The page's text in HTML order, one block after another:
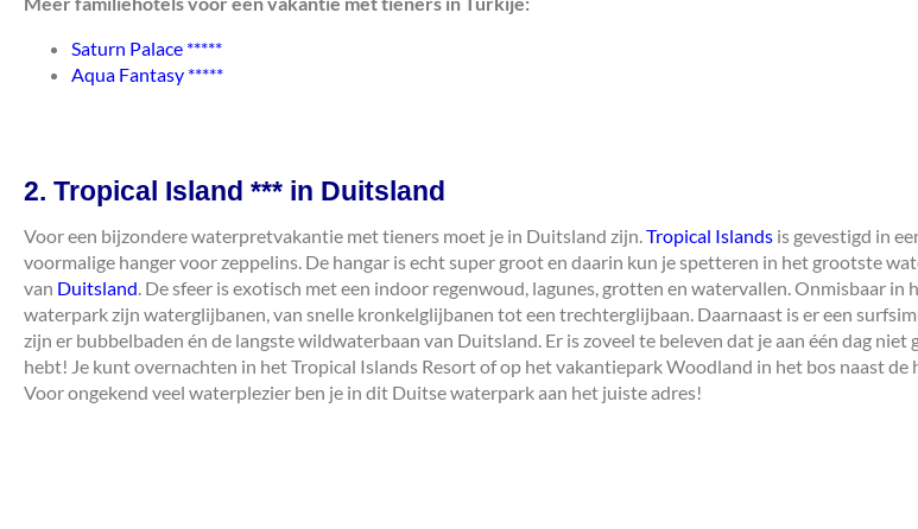
Saturn Palace *****
Aqua Fantasy *****
2. Tropical Island *** in Duitsland
Voor een bijzondere waterpretvakantie met tieners moet je in Duitsland zijn. Tropical Islands is gevestigd in
voormalige hanger voor zeppelins. De hangar is echt super groot en daarin kun je spetteren in het grootste
van Duitsland . De sfeer is exotisch met een indoor regenwoud, lagunes, grotten en watervallen. Onmisbaar in
waterpark zijn waterglijbanen, van snelle kronkelglijbanen tot een trechterglijbaan. Daarnaast is er een
zijn er bubbelbaden én de langste wildwaterbaan van Duitsland. Er is zoveel te beleven dat je aan één dag niet
hebt! Je kunt overnachten in het Tropical Islands Resort of op het vakantiepark Woodland in het bos naast de
Voor ongekend veel waterplezier ben je in dit Duitse waterpark aan het juiste adres!